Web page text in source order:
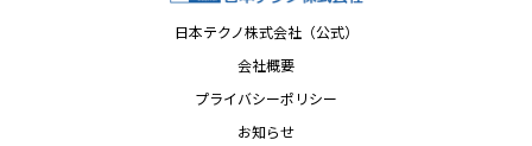
日本テクノ株式会社（公式）
会社概要
プライバシーポリシー
お知らせ